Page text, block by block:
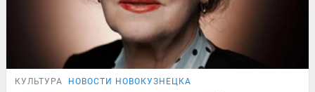
КУЛЬТУРА НОВОСТИ НОВОКУЗНЕЦКА